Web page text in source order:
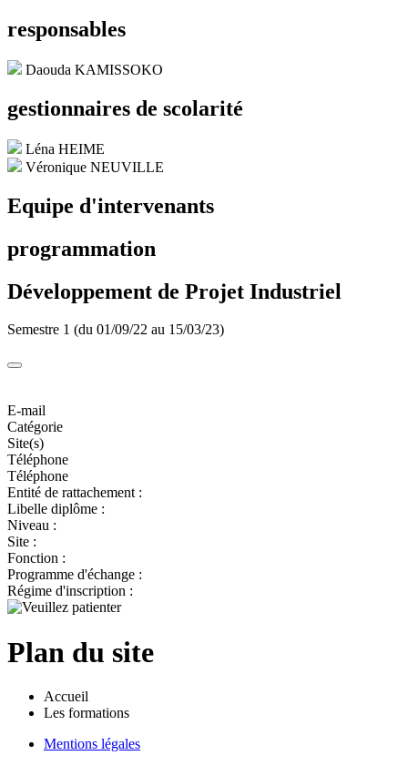
responsables
Daouda KAMISSOKO
gestionnaires de scolarité
Léna HEIME
Véronique NEUVILLE
Equipe d'intervenants
programmation
Développement de Projet Industriel
Semestre 1 (du 01/09/22 au 15/03/23)
E-mail
Catégorie
Site(s)
Téléphone
Téléphone
Entité de rattachement :
Libelle diplôme :
Niveau :
Site :
Fonction :
Programme d'échange :
Régime d'inscription :
Plan du site
Accueil
Les formations
Mentions légales